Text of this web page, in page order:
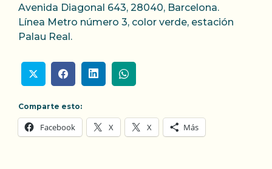
Avenida Diagonal 643, 28040, Barcelona.
Línea Metro número 3, color verde, estación
Palau Real.
Comparte esto:
Facebook X X Más